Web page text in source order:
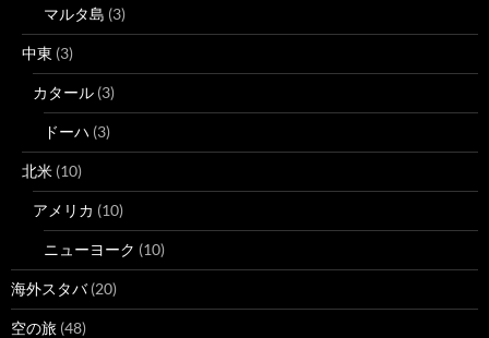
マルタ島 (3)
中東 (3)
カタール (3)
ドーハ (3)
北米 (10)
アメリカ (10)
ニューヨーク (10)
海外スタバ(20)
空の旅 (48)